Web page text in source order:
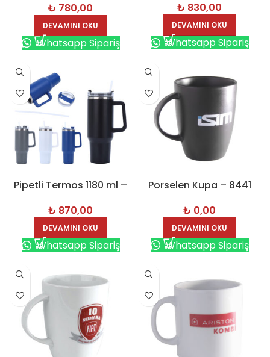
₺ 780,00
DEVAMINI OKU
Whatsapp Sipariş
₺ 830,00
DEVAMINI OKU
Whatsapp Sipariş
Pipetli Termos 1180 ml –
₺ 870,00
DEVAMINI OKU
Whatsapp Sipariş
Porselen Kupa – 8441
₺ 0,00
DEVAMINI OKU
Whatsapp Sipariş